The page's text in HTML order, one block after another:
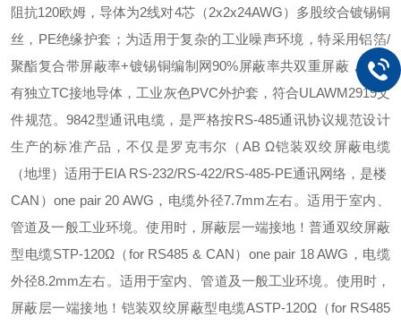
阻抗120欧姆，导体为2线对4芯（2x2x24AWG）多股绞合镀锡铜
丝，PE绝缘护套；为适用于复杂的工业噪声环境，特采用铝箔/
聚酯复合带屏蔽率+镀锡铜编制网90%屏蔽率共双重屏蔽，并附
有独立TC接地导体，工业灰色PVC外护套，符合ULAWM2919文
件规范。9842型通讯电缆，是严格按RS-485通讯协议规范设计
生产的标准产品，不仅是罗克韦尔（AB Ω铠装双绞屏蔽电缆
（地埋）适用于EIA RS-232/RS-422/RS-485-PE通讯网络，是楼
CAN）one pair 20 AWG，电缆外径7.7mm左右。适用于室内、
管道及一般工业环境。使用时，屏蔽层一端接地！普通双绞屏蔽
型电缆STP-120Ω（for RS485 & CAN）one pair 18 AWG，电缆
外径8.2mm左右。适用于室内、管道及一般工业环境。使用时，
屏蔽层一端接地！铠装双绞屏蔽型电缆ASTP-120Ω（for RS485